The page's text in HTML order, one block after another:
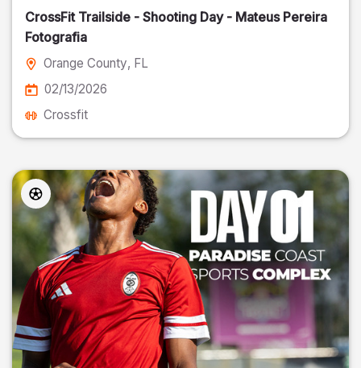
CrossFit Trailside - Shooting Day - Mateus Pereira
Fotografia
Orange County, FL
02/13/2026
Crossfit